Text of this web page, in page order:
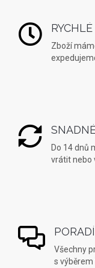
Zboží
Do 14 dnů
vrátit nebo
Všechny
s